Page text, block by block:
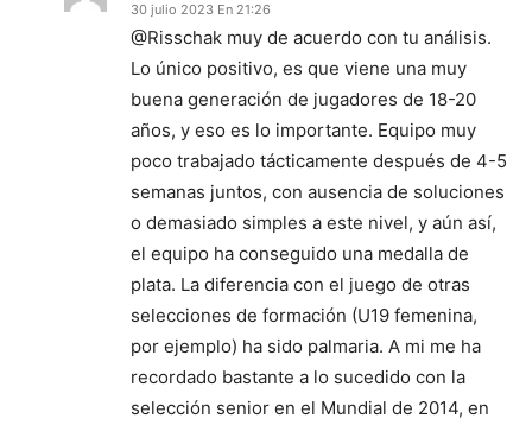
30 julio 2023 En 21:26
@Risschak muy de acuerdo con tu análisis.
Lo único positivo, es que viene una muy
buena generación de jugadores de 18-20
años, y eso es lo importante. Equipo muy
poco trabajado tácticamente después de 4-5
semanas juntos, con ausencia de soluciones
o demasiado simples a este nivel, y aún así,
el equipo ha conseguido una medalla de
plata. La diferencia con el juego de otras
selecciones de formación (U19 femenina,
por ejemplo) ha sido palmaria. A mi me ha
recordado bastante a lo sucedido con la
selección senior en el Mundial de 2014, en